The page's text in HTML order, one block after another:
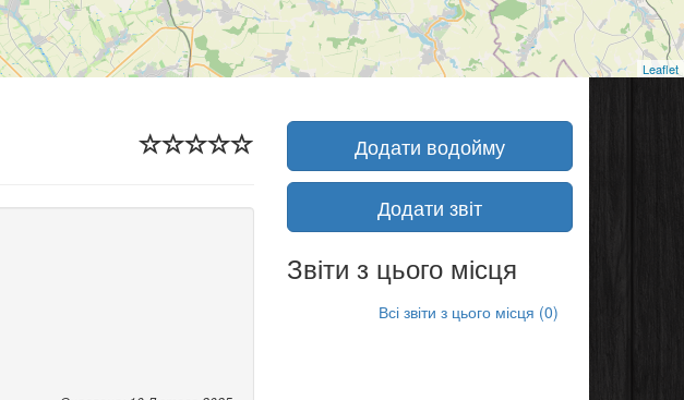
Leaflet
Додати водойму
Додати звіт
Звіти з цього місця
Всі звіти з цього місця (0)